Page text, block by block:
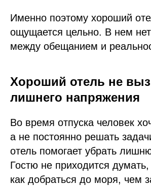
Именно поэтому хороший
ощущается цельно. В нем
между обещанием и
Хороший отель не
лишнего напряжения
Во время отпуска человек
а не постоянно решать
отель помогает убрать
Гостю не приходится думать,
как добраться до моря, чем